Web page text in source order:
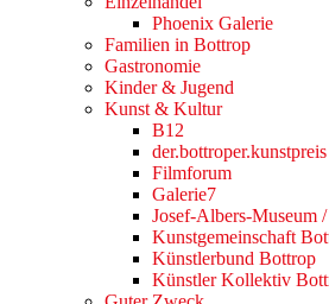
Phoenix Galerie
Familien in Bottrop
Gastronomie
Kinder & Jugend
Kunst & Kultur
B12
der.bottroper.kunstpreis
Filmforum
Galerie7
Josef-Albers-Museum
Kunstgemeinschaft
Künstlerbund Bottrop
Künstler Kollektiv